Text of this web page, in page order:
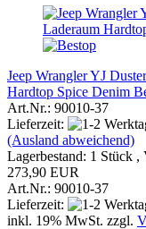
Jeep Wrangler YJ
Hardtop Spice Denim
Art.Nr.: 90010-37
Lieferzeit:
(Ausland abweichend)
Lagerbestand: 1 Stück ,
273,90 EUR
Art.Nr.: 90010-37
Lieferzeit:
inkl. 19% MwSt. zzgl.